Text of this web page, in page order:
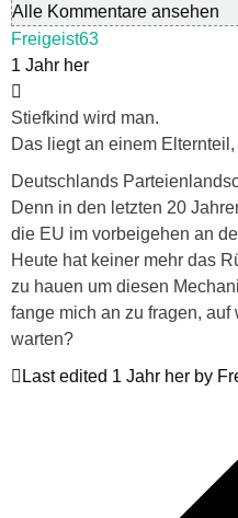
Alle Kommentare ansehen
Freigeist63
1 Jahr her
Stiefkind wird man.
Das liegt an einem
Deutschlands
Denn in den letzten 20
die EU im vorbeigehen an
Heute hat keiner mehr das
zu hauen um diesen
fange mich an zu fragen,
warten?
Last edited 1 Jahr her by